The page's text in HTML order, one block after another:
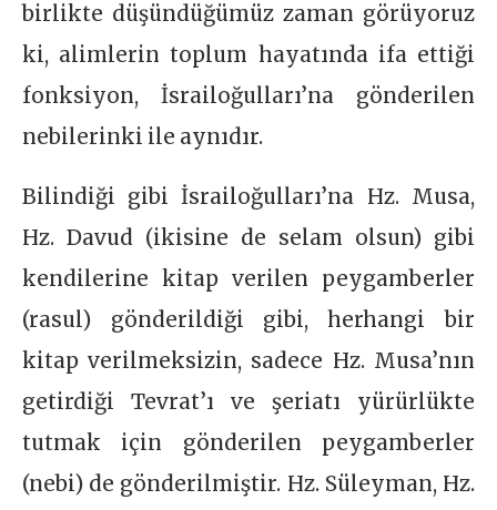
birlikte düşündüğümüz zaman görüyoruz
ki, alimlerin toplum hayatında ifa ettiği
fonksiyon, İsrailoğulları’na gönderilen
nebilerinki ile aynıdır.
Bilindiği gibi İsrailoğulları’na Hz. Musa,
Hz. Davud (ikisine de selam olsun) gibi
kendilerine kitap verilen peygamberler
(rasul) gönderildiği gibi, herhangi bir
kitap verilmeksizin, sadece Hz. Musa’nın
getirdiği Tevrat’ı ve şeriatı yürürlükte
tutmak için gönderilen peygamberler
(nebi) de gönderilmiştir. Hz. Süleyman, Hz.